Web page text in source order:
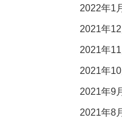
2022年1
2021年
2021年
2021年
2021年9
2021年8